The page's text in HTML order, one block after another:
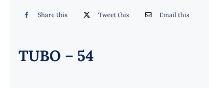
Share this Tweet this Email this
TUBO – 54